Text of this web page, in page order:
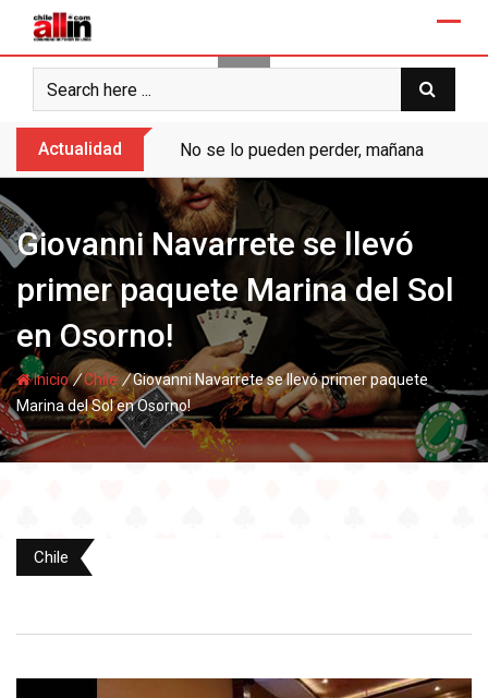
content
Actualidad No se lo pueden perder, mañana “Ases
Giovanni Navarrete se llevó
primer paquete Marina del Sol
en Osorno!
Inicio/Chile /Giovanni Navarrete se llevó primer paquete
Marina del Sol en Osorno!
Chile